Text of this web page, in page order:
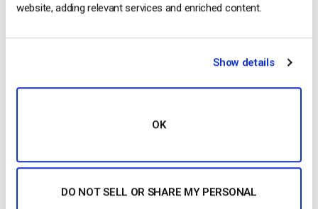
website, adding relevant services and enriched content.
Show details
OK
DO NOT SELL OR SHARE MY PERSONAL
Ventajas, desventajas y cómo funciona